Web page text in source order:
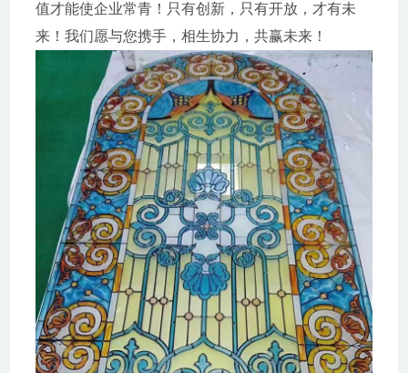
值才能使企业常青！只有创新，只有开放，才有未
来！我们愿与您携手，相生协力，共赢未来！